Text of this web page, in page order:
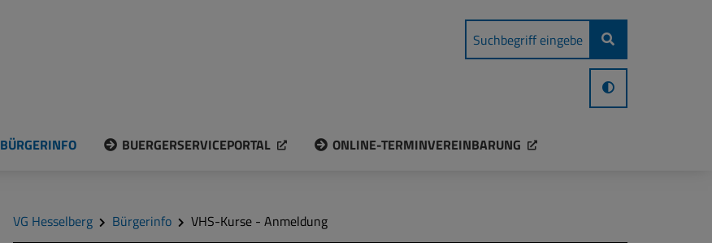
BÜRGERINFO BUERGERSERVICEPORTAL ONLINE-TERMINVEREINBARUNG
VG Hesselberg Bürgerinfo VHS-Kurse - Anmeldung